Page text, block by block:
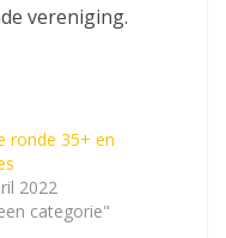
vereniging.
ronde 35+ en
2022
categorie"